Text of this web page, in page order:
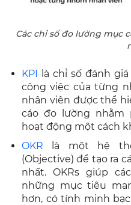
Các chỉ số đo lường mục
KPI
là chỉ số đánh
công việc của từng
nhân viên được thể
cáo đo lường nhằm
hoạt động một cách
OKR là một hệ
(Objective) để tạo ra
nhất. OKRs giúp
những mục tiêu
hơn, có tính minh